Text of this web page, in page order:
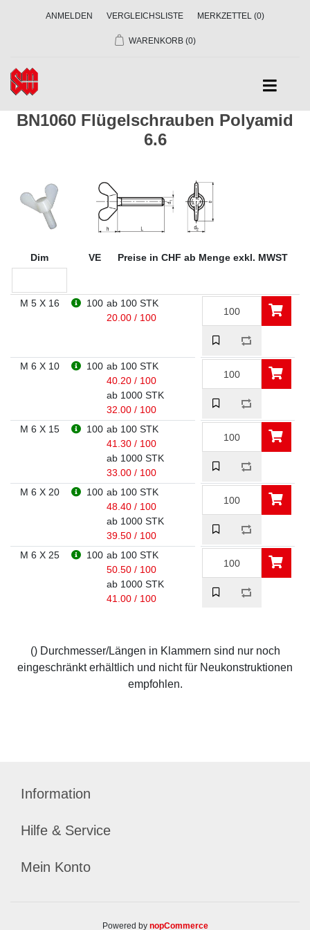
ANMELDEN VERGLEICHSLISTE MERKZETTEL (0)
WARENKORB (0)
BN1060 Flügelschrauben Polyamid
6.6
Dim VE Preise in CHF ab Menge exkl. MWST
M 5 X 16 100 ab 100 STK
20.00 / 100
M 6 X 10 100 ab 100 STK
40.20 / 100
ab 1000 STK
32.00 / 100
M 6 X 15
100 ab 100 STK
41.30 / 100
ab 1000 STK
33.00 / 100
M 6 X 20
100 ab 100 STK
48.40 / 100
ab 1000 STK
39.50 / 100
M 6 X 25
100 ab 100 STK
50.50 / 100
ab 1000 STK
41.00 / 100
() Durchmesser/Längen in Klammern sind nur noch
eingeschränkt erhältlich und nicht für Neukonstruktionen
empfohlen.
Information
Hilfe & Service
Mein Konto
Powered by nopCommerce